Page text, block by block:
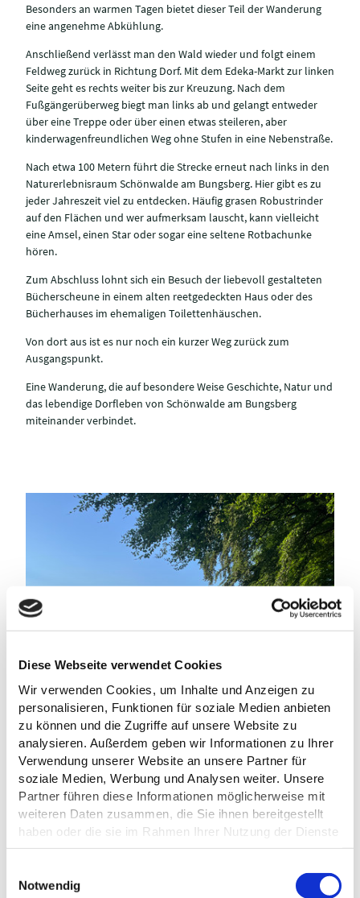
Diese Webseite verwendet Cookies
Wir verwenden Cookies, um Inhalte und Anzeigen zu
personalisieren, Funktionen für soziale Medien anbieten
zu können und die Zugriffe auf unsere Website zu
analysieren. Außerdem geben wir Informationen zu Ihrer
Verwendung unserer Website an unsere Partner für
soziale Medien, Werbung und Analysen weiter. Unsere
Partner führen diese Informationen möglicherweise mit
weiteren Daten zusammen, die Sie ihnen bereitgestellt
haben oder die sie im Rahmen Ihrer Nutzung der Dienste
gesammelt haben.
Datenschutz
Notwendig
Besonders an warmen Tagen bietet dieser Teil der Wanderung
eine angenehme Abkühlung.
Anschließend verlässt man den Wald wieder und folgt einem
Feldweg zurück in Richtung Dorf. Mit dem Edeka-Markt zur linken
Seite geht es rechts weiter bis zur Kreuzung. Nach dem
Fußgängerüberweg biegt man links ab und gelangt entweder
über eine Treppe oder über einen etwas steileren, aber
kinderwagenfreundlichen Weg ohne Stufen in eine Nebenstraße.
Nach etwa 100 Metern führt die Strecke erneut nach links in den
Naturerlebnisraum Schönwalde am Bungsberg. Hier gibt es zu
jeder Jahreszeit viel zu entdecken. Häufig grasen Robustrinder
auf den Flächen und wer aufmerksam lauscht, kann vielleicht
eine Amsel, einen Star oder sogar eine seltene Rotbachunke
hören.
Zum Abschluss lohnt sich ein Besuch der liebevoll gestalteten
Bücherscheune in einem alten reetgedeckten Haus oder des
Bücherhauses im ehemaligen Toilettenhäuschen.
Von dort aus ist es nur noch ein kurzer Weg zurück zum
Ausgangspunkt.
Eine Wanderung, die auf besondere Weise Geschichte, Natur und
das lebendige Dorfleben von Schönwalde am Bungsberg
miteinander verbindet.